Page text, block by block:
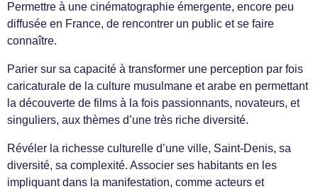
Permettre à une cinématographie émergente, encore peu
diffusée en France, de rencontrer un public et se faire
connaître.
Parier sur sa capacité à transformer une perception par fois
caricaturale de la culture musulmane et arabe en permettant
la découverte de films à la fois passionnants, novateurs, et
singuliers, aux thèmes d’une très riche diversité.
Révéler la richesse culturelle d’une ville, Saint-​Denis, sa
diversité, sa complexité. Associer ses habitants en les
impliquant dans la manifestation, comme acteurs et